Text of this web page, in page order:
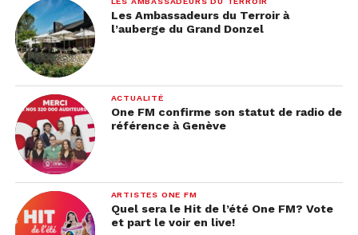
Les Ambassadeurs du Terroir à
l’auberge du Grand Donzel
ACTUALITÉ
One FM confirme son statut de radio de
référence à Genève
ARTISTES ONE FM
Quel sera le Hit de l’été One FM? Vote
et part le voir en live!